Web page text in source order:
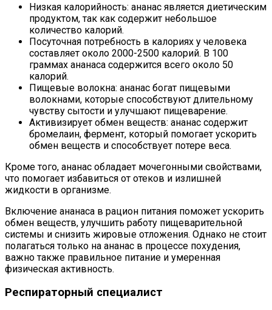
Низкая калорийность: ананас является диетическим
продуктом, так как содержит небольшое
количество калорий.
Посуточная потребность в калориях у человека
составляет около 2000-2500 калорий. В 100
граммах ананаса содержится всего около 50
калорий.
Пищевые волокна: ананас богат пищевыми
волокнами, которые способствуют длительному
чувству сытости и улучшают пищеварение.
Активизирует обмен веществ: ананас содержит
бромелаин, фермент, который помогает ускорить
обмен веществ и способствует потере веса.
Кроме того, ананас обладает мочегонными свойствами,
что помогает избавиться от отеков и излишней
жидкости в организме.
Включение ананаса в рацион питания поможет ускорить
обмен веществ, улучшить работу пищеварительной
системы и снизить жировые отложения. Однако не стоит
полагаться только на ананас в процессе похудения,
важно также правильное питание и умеренная
физическая активность.
Респираторный специалист